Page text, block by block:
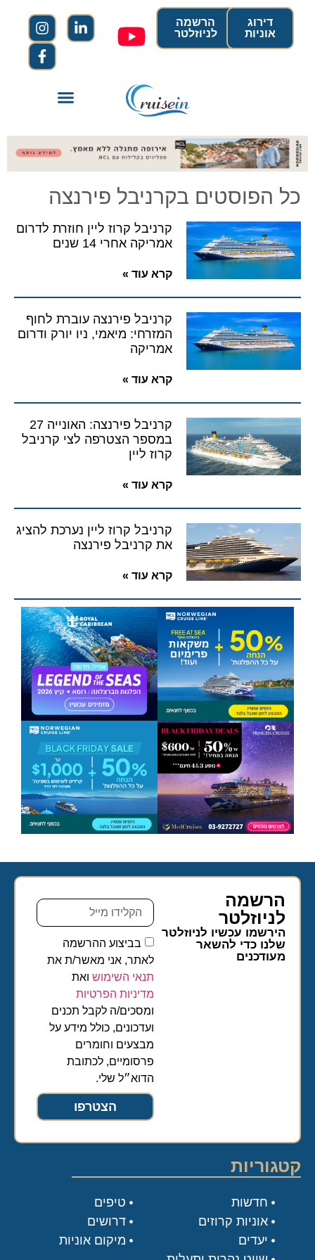
הרשמה
לניוזלטר
דירוג
אוניות
כל הפוסטים בקרניבל פירנצה
קרניבל קרוז ליין חוזרת לדרום
אמריקה אחרי 14 שנים
קרא עוד »
קרניבל פירנצה עוברת לחוף
המזרחי: מיאמי, ניו יורק ודרום
אמריקה
קרא עוד »
קרניבל פירנצה: האונייה 27
במספר הצטרפה לצי קרניבל
קרוז ליין
קרא עוד »
קרניבל קרוז ליין נערכת להציג
את קרניבל פירנצה
קרא עוד »
הרשמה
לניוזלטר​
הירשמו עכשיו לניוזלטר
שלנו כדי להשאר
מעודכנים
בביצוע ההרשמה
לאתר, אני מאשר/ת את
תנאי השימושואת
מדיניות הפרטיות
ומסכים/ה לקבל תכנים
ועדכונים, כולל מידע על
מבצעים וחומרים
פרסומיים, לכתובת
הדוא״ל שלי.
הצטרפו
קטגוריות
טיפים
דרושים
מיקום אוניות
חדשות
אוניות קרוזים
יעדים